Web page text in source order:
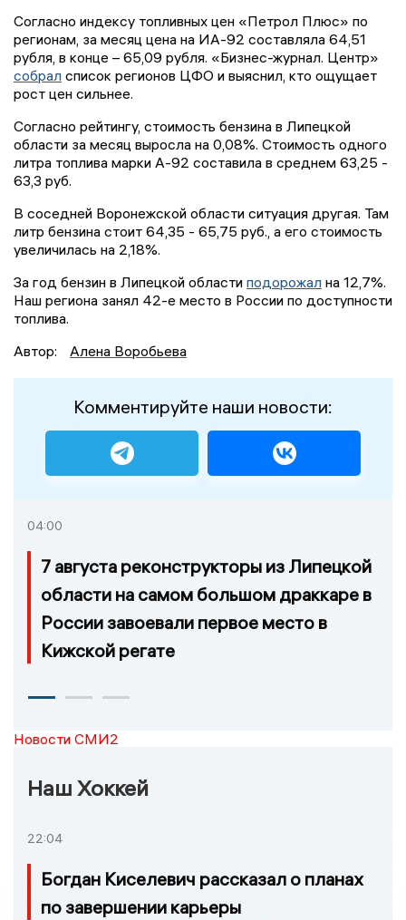
Согласно индексу топливных цен «Петрол Плюс» по
регионам, за месяц цена на ИА-92 составляла 64,51
рубля, в конце – 65,09 рубля. «Бизнес-журнал. Центр»
собрал список регионов ЦФО и выяснил, кто ощущает
рост цен сильнее.
Согласно рейтингу, стоимость бензина в Липецкой
области за месяц выросла на 0,08%. Стоимость одного
литра топлива марки А-92 составила в среднем 63,25 -
63,3 руб.
В соседней Воронежской области ситуация другая. Там
литр бензина стоит 64,35 - 65,75 руб., а его стоимость
увеличилась на 2,18%.
За год бензин в Липецкой области подорожал на 12,7%.
Наш региона занял 42-е место в России по доступности
топлива.
Автор:
Алена Воробьева
Комментируйте наши новости:
04:00
7 августа реконструкторы из Липецкой
области на самом большом драккаре в
России завоевали первое место в
Кижской регате
Новости СМИ2
Наш Хоккей
22:04
Богдан Киселевич рассказал о планах
по завершении карьеры